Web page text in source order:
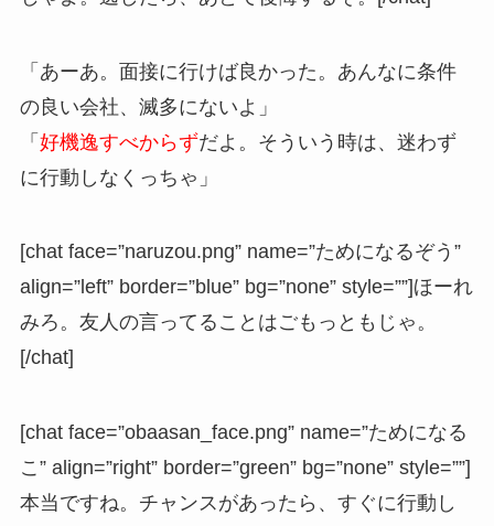
「あーあ。面接に行けば良かった。あんなに条件
の良い会社、滅多にないよ」
「 好機逸すべからずだよ。そういう時は、迷わず
に行動しなくっちゃ」
[chat face=”naruzou.png” name=”ためになるぞう”
align=”left” border=”blue” bg=”none” style=””]ほーれ
みろ。友人の言ってることはごもっともじゃ。
[/chat]
[chat face=”obaasan_face.png” name=”ためになる
こ” align=”right” border=”green” bg=”none” style=””]
本当ですね。チャンスがあったら、すぐに行動し